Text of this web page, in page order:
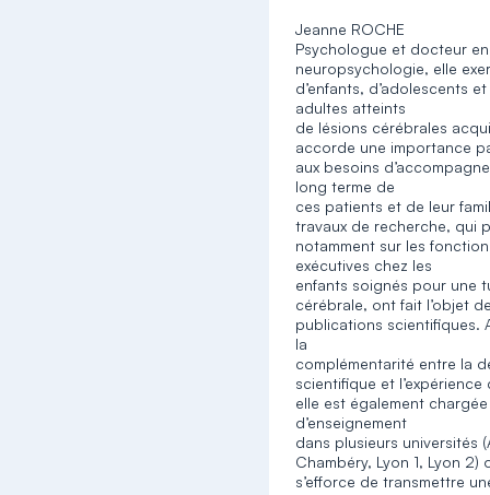
Jeanne ROCHE
Psychologue et docteur en
neuropsychologie, elle
d’enfants, d’adolescents
adultes atteints
de lésions cérébrales
accorde une importance
aux besoins
long terme de
ces patients et de leur
travaux de recherche, qui
notamment sur les
exécutives chez les
enfants soignés pour une
cérébrale, ont fait l’objet
publications scientifiques.
la
complémentarité entre la
scientifique et l’expérience
elle est également chargée
d’enseignement
dans plusieurs universités
Chambéry, Lyon 1, Lyon 2)
s’efforce de transmettre